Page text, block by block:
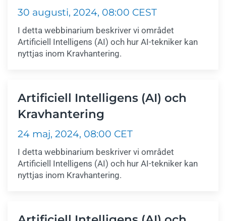
30 augusti, 2024, 08:00 CEST
I detta webbinarium beskriver vi området
Artificiell Intelligens (AI) och hur AI-tekniker kan
nyttjas inom Kravhantering.
Artificiell Intelligens (AI) och
Kravhantering
24 maj, 2024, 08:00 CET
I detta webbinarium beskriver vi området
Artificiell Intelligens (AI) och hur AI-tekniker kan
nyttjas inom Kravhantering.